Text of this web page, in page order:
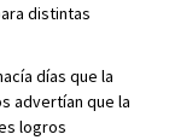
distintas
días que la
advertían que la
logros